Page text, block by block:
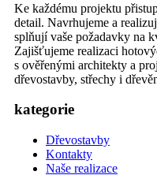
Ke každému projektu
detail. Navrhujeme a
splňují vaše požadavky na
Zajišťujeme realizaci
s ověřenými architekty a
dřevostavby, střechy i
kategorie
Dřevostavby
Kontakty
Naše realizace